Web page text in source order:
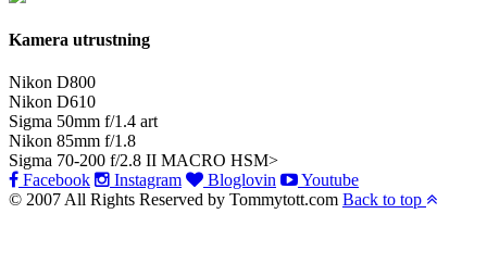
Kamera utrustning
Nikon D800
Nikon D610
Sigma 50mm f/1.4 art
Nikon 85mm f/1.8
Sigma 70-200 f/2.8 II MACRO HSM>
Facebook
Instagram Bloglovin
Youtube
© 2007 All Rights Reserved by Tommytott.com Back to top